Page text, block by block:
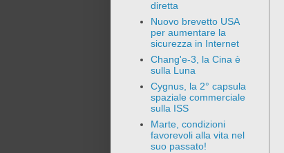
diretta
Nuovo brevetto USA
per aumentare la
sicurezza in Internet
Chang'e-3, la Cina è
sulla Luna
Cygnus, la 2° capsula
spaziale commerciale
sulla ISS
Marte, condizioni
favorevoli alla vita nel
suo passato!